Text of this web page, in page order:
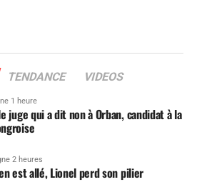
TENDANCE VIDEOS
1 heure
juge qui a dit non à Orban, candidat à la
2 heures
est allé, Lionel perd son pilier